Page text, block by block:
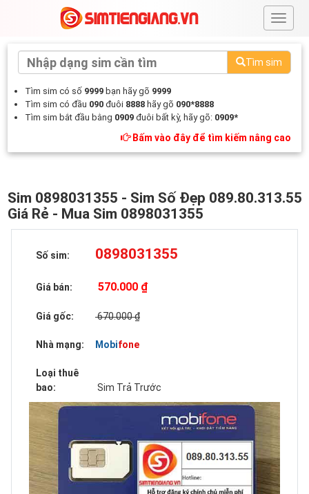
#
Tìm sim
Tìm sim có số 9999 bạn hãy gõ 9999
Tìm sim có đầu 090 đuôi 8888 hãy gõ 090*8888
Tìm sim bắt đầu bằng 0909 đuôi bất kỳ, hãy gõ: 0909*
Bấm vào đây để tìm kiếm nâng cao
Sim 0898031355 - Sim Số Đẹp 089.80.313.55
Giá Rẻ - Mua Sim 0898031355
Số sim: 0898031355
Giá bán: 570.000 ₫
Giá gốc: 670.000 ₫
Nhà mạng: Mobifone
Loại thuê
bao:
Sim Trả Trước